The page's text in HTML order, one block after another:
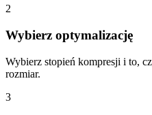
2
Wybierz optymalizację
Wybierz stopień kompresji i to,
rozmiar.
3